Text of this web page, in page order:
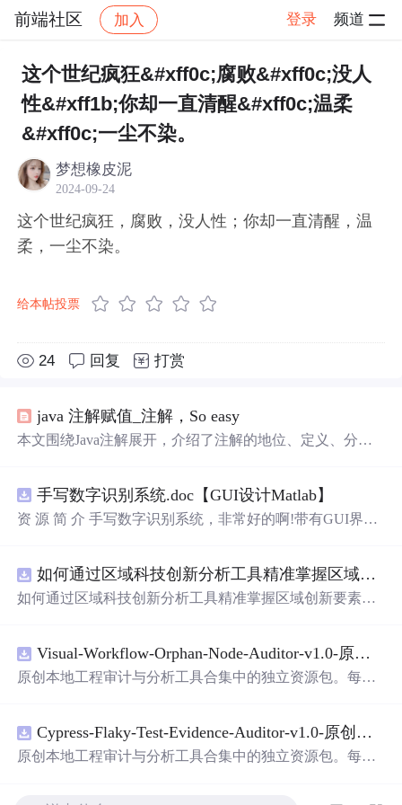
前端社区 加入 登录 频道
社区 前端社区 感慨 帖子详情
这个世纪疯狂&#xff0c;腐败&#xff0c;没人
性&#xff1b;你却一直清醒&#xff0c;温柔
&#xff0c;一尘不染。
梦想橡皮泥
2024-09-24
这个世纪疯狂，腐败，没人性；你却一直清醒，温
柔，一尘不染。
给本帖投票
24 回复 打赏
java 注解赋值_注解，So easy
本文围绕Java注解展开，介绍了注解的地位、定义、分
解的作用，以及自定义注解的生命周期选择和使用方法，
最后给出面试相关要点。
手写数字识别系统.doc【GUI设计Matlab】
资 源 简 介 手写数字识别系统，非常好的啊!带有GUI界
带有直观的图形用户界面（GUI），非常容易使用。你只
需要将手写数字输入系统，它将立即给出准确的识别结
是一个非常方便和实用的工具，你一定会喜欢它的！
如何通过区域科技创新分析工具精准掌握区域创新要素分布与产业链融合现状？.docx
如何通过区域科技创新分析工具精准掌握区域创新要素分
Visual-Workflow-Orphan-Node-Auditor-v1.0-原创源码与文档.zip
原创本地工程审计与分析工具合集中的独立资源包。每个
README、运行说明、功能清单、MIT License及原创与授
权声明。解压后进入project目录，执行npm test验证算法，
Cypress-Flaky-Test-Evidence-Auditor-v1.0-原创源码与文档.zip
原创本地工程审计与分析工具合集中的独立资源包。每个